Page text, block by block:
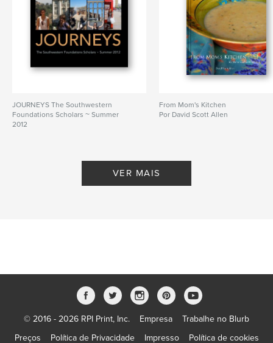
JOURNEYS The Southwestern
Foundations Scholars ~ Summer
2012
From Mom's Kitchen
Por David Scott Allen
VER MAIS
© 2016 - 2026 RPI Print, Inc. Empresa
Trabalhe no Blurb
Preços
Política de Privacidade Impresso Política de cookies